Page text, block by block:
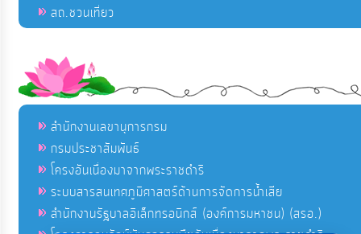
สถ.ชวนเที่ยว
สำนักงานเลขานุการกรม
กรมประชาสัมพันธ์
โครงอันเนื่องมาจากพระราชดำริ
ระบบสารสนเทศภูมิศาสตร์ด้านการจัดการน้ำเสีย
สำนักงานรัฐบาลอิเล็กทรอนิกส์ (องค์การมหาชน) (สรอ.)